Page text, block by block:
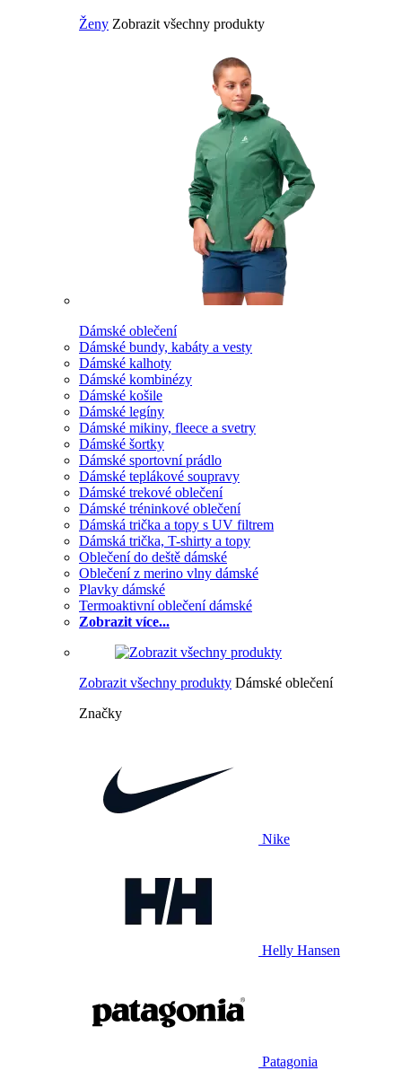
Ženy Zobrazit všechny produkty
Dámské oblečení
Dámské bundy, kabáty a vesty
Dámské kalhoty
Dámské kombinézy
Dámské košile
Dámské legíny
Dámské mikiny, fleece a svetry
Dámské šortky
Dámské sportovní prádlo
Dámské teplákové soupravy
Dámské trekové oblečení
Dámské tréninkové oblečení
Dámská trička a topy s UV filtrem
Dámská trička, T-shirty a topy
Oblečení do deště dámské
Oblečení z merino vlny dámské
Plavky dámské
Termoaktivní oblečení dámské
Zobrazit více...
Zobrazit všechny produkty Dámské oblečení
Značky
Nike
Helly Hansen
Patagonia